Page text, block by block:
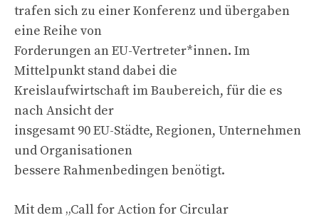
trafen sich zu einer Konferenz und übergaben
eine Reihe von
Forderungen an EU-Vertreter*innen. Im
Mittelpunkt stand dabei die
Kreislaufwirtschaft im Baubereich, für die es
nach Ansicht der
insgesamt 90 EU-Städte, Regionen, Unternehmen
und Organisationen
bessere Rahmenbedingen benötigt.
Mit dem „Call for Action for Circular